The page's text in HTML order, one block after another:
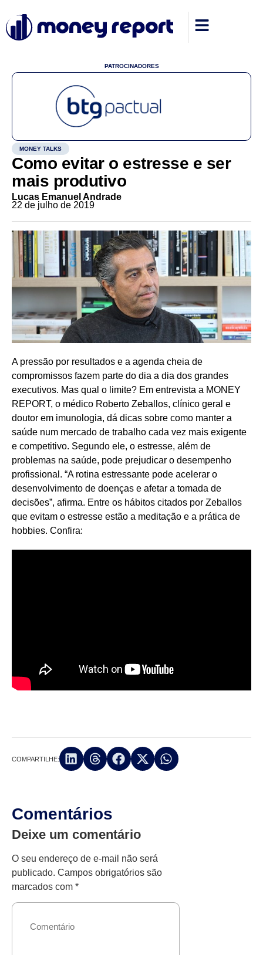
PATROCINADORES
MONEY TALKS
Como evitar o estresse e ser
mais produtivo
Lucas Emanuel Andrade
22 de julho de 2019
A pressão por resultados e a agenda cheia de
compromissos fazem parte do dia a dia dos grandes
executivos. Mas qual o limite? Em entrevista a MONEY
REPORT, o médico Roberto Zeballos, clínico geral e
doutor em imunologia, dá dicas sobre como manter a
saúde num mercado de trabalho cada vez mais exigente
e competitivo. Segundo ele, o estresse, além de
problemas na saúde, pode prejudicar o desempenho
profissional. “A rotina estressante pode acelerar o
desenvolvimento de doenças e afetar a tomada de
decisões”, afirma. Entre os hábitos citados por Zeballos
que evitam o estresse estão a meditação e a prática de
hobbies. Confira:
COMPARTILHE:
Comentários
Deixe um comentário
O seu endereço de e-mail não será
publicado. Campos obrigatórios são
marcados com *